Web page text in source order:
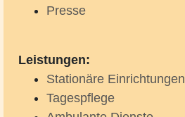
Presse
Leistungen:
Stationäre Einrichtungen
Tagespflege